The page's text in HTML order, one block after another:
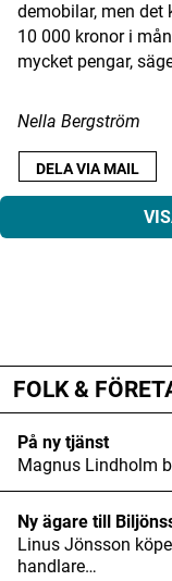
demobilar, men
10 000 kronor i
mycket pengar,
Nella Bergström
DELA VIA MAIL
Obligatoriska
Kommentar*
FOLK &
På ny tjänst
Magnus Lindholm
Ny ägare till
Linus Jönsson
handlare…